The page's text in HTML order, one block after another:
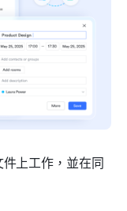
上工作，並在同